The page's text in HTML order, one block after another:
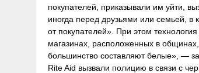
покупателей, приказывали им уйти,
иногда перед друзьями или семьей, в
от покупателей». При этом
магазинах, расположенных в
большинство составляют белые», —
Rite Aid вызвали полицию в связи с